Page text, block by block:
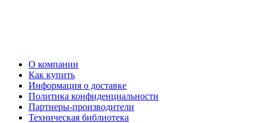
О компании
Как купить
Информация о доставке
Политика конфиденциальности
Партнеры-производители
Техническая библиотека